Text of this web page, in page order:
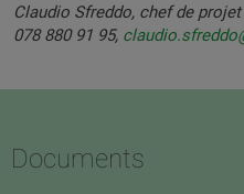
Claudio Sfreddo, chef de
078 880 91 95,
Documents